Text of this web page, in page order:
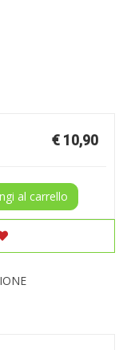
€ 10,90
al carrello